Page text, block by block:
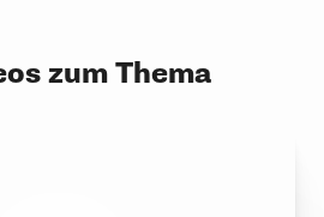
zum Thema